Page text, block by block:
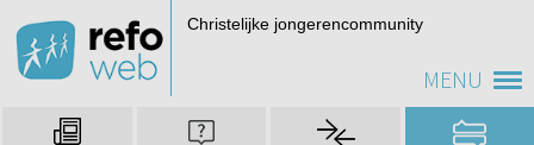
MENU
Christelijke jongerencommunity